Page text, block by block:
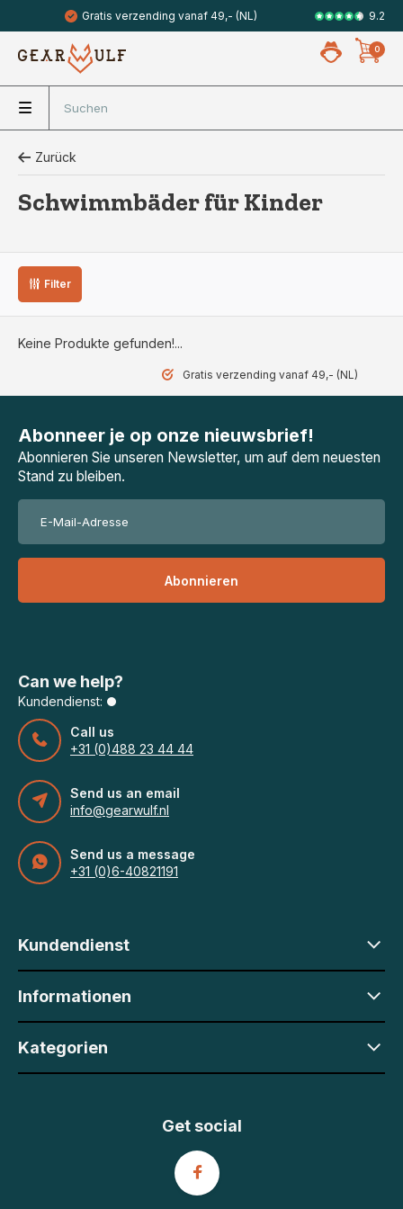
Gratis verzending vanaf 49,- (NL) Veilig met
9.2
0
Zurück
Schwimmbäder für Kinder
Filter
Keine Produkte gefunden!...
Gratis verzending vanaf 49,- (NL)
Abonneer je op onze nieuwsbrief!
Abonnieren Sie unseren Newsletter, um auf dem neuesten
Stand zu bleiben.
Abonnieren
Can we help?
Kundendienst:
Call us
+31 (0)488 23 44 44
Send us an email
info@gearwulf.nl
Send us a message
+31 (0)6-40821191
Kundendienst
Informationen
Kategorien
Get social